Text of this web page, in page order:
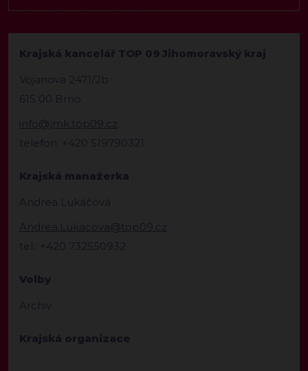
Krajská kancelář TOP 09 Jihomoravský kraj
Vojanova 2471/2b
615 00 Brno
info@jmk.top09.cz
telefon: +420 519790321
Krajská manažerka
Andrea Lukáčová
Andrea.Lukacova@top09.cz
tel.: +420 732550932
Volby
Archiv
Krajská organizace